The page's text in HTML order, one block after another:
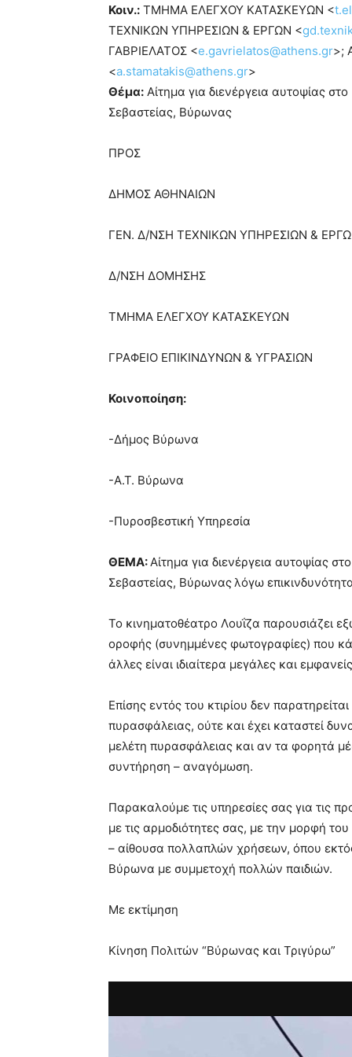
Κοιν.: ΤΜΗΜΑ ΕΛΕΓΧΟΥ ΚΑΤΑΣΚΕΥΩΝ <
ΤΕΧΝΙΚΩΝ ΥΠΗΡΕΣΙΩΝ & ΕΡΓΩΝ <
ΓΑΒΡΙΕΛΑΤΟΣ <e.gavrielatos@athens.gr>;
<a.stamatakis@athens.gr>
Θέμα: Αίτημα για διενέργεια αυτοψίας
Σεβαστείας, Βύρωνας
ΠΡΟΣ
ΔΗΜΟΣ ΑΘΗΝΑΙΩΝ
ΓΕΝ. Δ/ΝΣΗ ΤΕΧΝΙΚΩΝ ΥΠΗΡΕΣΙΩΝ &
Δ/ΝΣΗ ΔΟΜΗΣΗΣ
ΤΜΗΜΑ ΕΛΕΓΧΟΥ ΚΑΤΑΣΚΕΥΩΝ
ΓΡΑΦΕΙΟ ΕΠΙΚΙΝΔΥΝΩΝ & ΥΓΡΑΣΙΩΝ
Κοινοποίηση:
-Δήμος Βύρωνα
-Α.Τ. Βύρωνα
-Πυροσβεστική Υπηρεσία
ΘΕΜΑ: Αίτημα για διενέργεια αυτοψίας
Σεβαστείας, Βύρωνας λόγω
Το κινηματοθέατρο Λουΐζα παρουσιάζει
οροφής (συνημμένες φωτογραφίες) που
άλλες είναι ιδιαίτερα μεγάλες και
Επίσης εντός του κτιρίου δεν
πυρασφάλειας, ούτε και έχει καταστεί
μελέτη πυρασφάλειας και αν τα φορητά
συντήρηση – αναγόμωση.
Παρακαλούμε τις υπηρεσίες σας για τις
με τις αρμοδιότητες σας, με την μορφή
– αίθουσα πολλαπλών χρήσεων, όπου
Βύρωνα με συμμετοχή πολλών παιδιών.
Με εκτίμηση
Κίνηση Πολιτών “Βύρωνας και Τριγύρω”